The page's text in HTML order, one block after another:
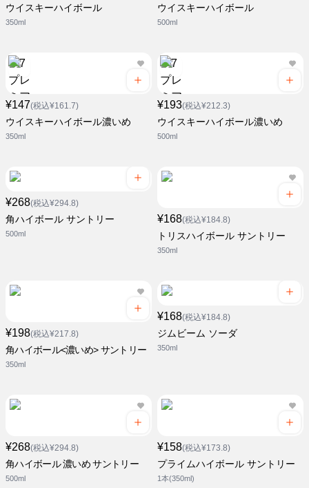
ウイスキーハイボール
350ml
ウイスキーハイボール
500ml
¥147(税込¥161.7)
ウイスキーハイボール濃いめ
350ml
¥193(税込¥212.3)
ウイスキーハイボール濃いめ
500ml
¥268(税込¥294.8)
角ハイボール サントリー
500ml
¥168(税込¥184.8)
トリスハイボール サントリー
350ml
¥198(税込¥217.8)
角ハイボール<濃いめ> サントリー
350ml
¥168(税込¥184.8)
ジムビーム ソーダ
350ml
¥268(税込¥294.8)
角ハイボール 濃いめ サントリー
500ml
¥158(税込¥173.8)
プライムハイボール サントリー
1本(350ml)